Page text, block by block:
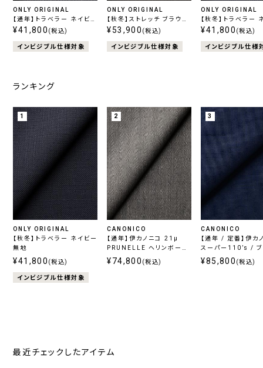
ONLY ORIGINAL
【通年】トラベラー ネイビー
柄無地
¥41,800 (税込)
インビジブル仕様対象
ONLY ORIGINAL
【秋冬】ストレッチ ブラウン
ストライプ
¥53,900 (税込)
インビジブル仕様対象
ONLY ORIGINAL
【秋冬】トラベラー
無地
¥41,800 (税込)
インビジブル仕様
ランキング
1
ONLY ORIGINAL
【秋冬】トラベラー ネイビー
無地
¥41,800 (税込)
インビジブル仕様対象
2
CANONICO
【通年】伊カノニコ 21μ
PRUNELLE ヘリンボーン
グレー
¥74,800 (税込)
3
CANONICO
【通年 / 定番】伊カ
スーパー110’s /
ェック
¥85,800 (税込)
最近チェックしたアイテム